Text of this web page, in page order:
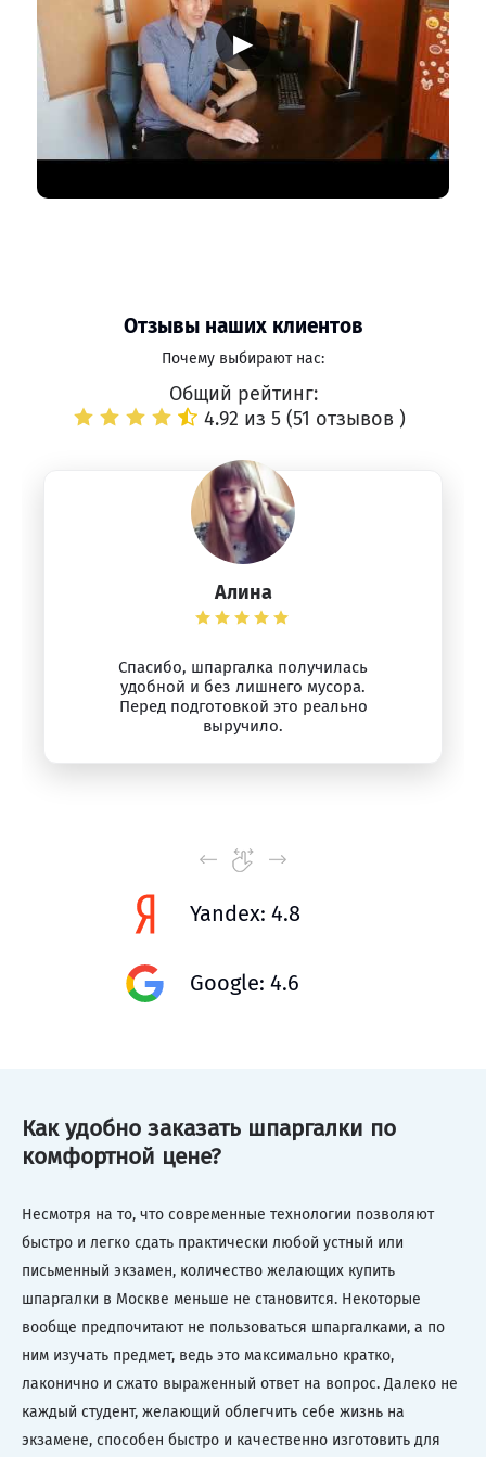
▶
Отзывы наших клиентов
Почему выбирают нас:
Общий рейтинг:
4.92 из 5 (51 отзывов )
Алина
Спасибо, шпаргалка получилась
удобной и без лишнего мусора.
Перед подготовкой это реально
выручило.
Yandex: 4.8
Google: 4.6
Как удобно заказать шпаргалки по
комфортной цене?
Несмотря на то, что современные технологии позволяют
быстро и легко сдать практически любой устный или
письменный экзамен, количество желающих купить
шпаргалки в Москве меньше не становится. Некоторые
вообще предпочитают не пользоваться шпаргалками, а по
ним изучать предмет, ведь это максимально кратко,
лаконично и сжато выраженный ответ на вопрос. Далеко не
каждый студент, желающий облегчить себе жизнь на
экзамене, способен быстро и качественно изготовить для